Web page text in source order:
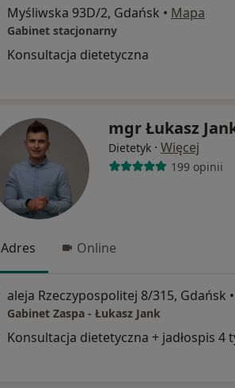
Myśliwska 93D/2, Gdańsk • Mapa
Gabinet stacjonarny
Konsultacja dietetyczna
mgr Łukasz
Dietetyk · Więcej
199 opinii
Adres Online
aleja Rzeczypospolitej 8/315, Gdańsk •
Gabinet Zaspa - Łukasz Jank